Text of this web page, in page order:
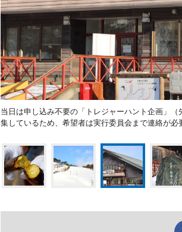
当日は申し込み不要の「トレジャーハント企画」
集しているため、希望者は実行委員会まで連絡が必